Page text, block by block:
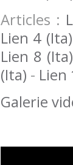
Articles :
Lien 4 (Ita)
Lien 8 (Ita)
(Ita) - Lien
Galerie